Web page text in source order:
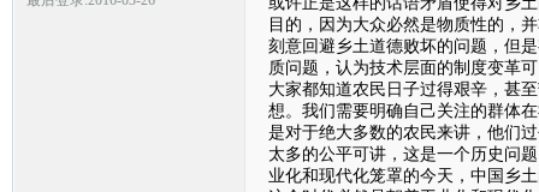
目的，因为大众必然是物质性的，
刻意回避乡土道德败坏的问题，但
质问题，认为技术层面的制度变革
大家都知道农民日子过得艰辛，甚
想。我们需要明确自己关注的群体
是对于绝大多数的农民来讲，他们
太多的公平可讲，这是一个历史问
业化和现代化笼罩的今天，中国乡